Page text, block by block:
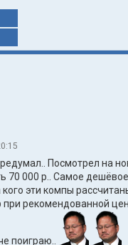
Посмотрел на
70 000 р.. Самое
эти компы
при рекомендованной
поиграю..